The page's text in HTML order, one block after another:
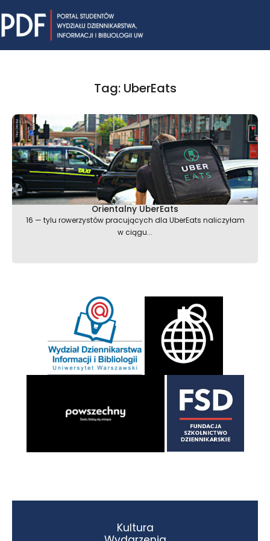
to
content
Tag: UberEats
Orientalny UberEats
16 — tylu rowerzystów pracujących dla UberEats naliczyłam
w ciągu...
Kultura